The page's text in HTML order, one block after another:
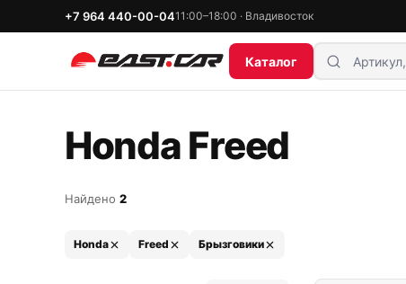
+7 964 440-00-0411:00–18:00 · Владивосток
Каталог
Honda Freed
Найдено 2
Honda Freed Брызговики